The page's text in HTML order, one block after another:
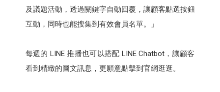
及議題活動，透過關鍵字自動回覆，讓顧客點選按鈕
互動，同時也能搜集到有效會員名單。」
每週的 LINE 推播也可以搭配 LINE Chatbot，讓顧客
看到精緻的圖文訊息，更願意點擊到官網逛逛。